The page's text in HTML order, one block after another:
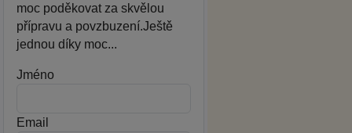
moc poděkovat za skvělou
přípravu a povzbuzení.Ještě
jednou díky moc...
Jméno
Email